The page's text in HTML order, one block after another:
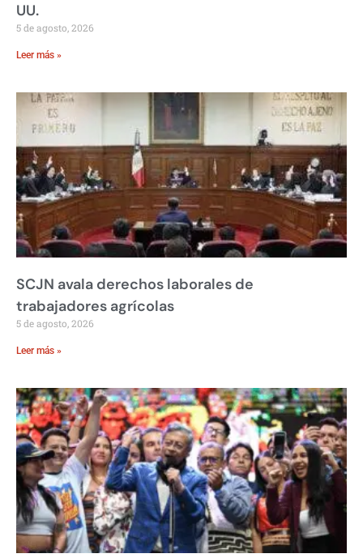
UU.
5 de agosto, 2026
Leer más »
SCJN avala derechos laborales de
trabajadores agrícolas
5 de agosto, 2026
Leer más »